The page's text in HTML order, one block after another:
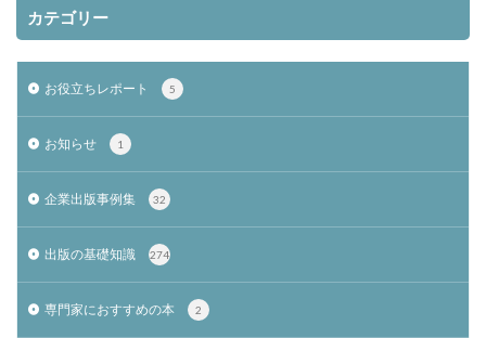
カテゴリー
お役立ちレポート 5
お知らせ 1
企業出版事例集 32
出版の基礎知識 274
専門家におすすめの本 2